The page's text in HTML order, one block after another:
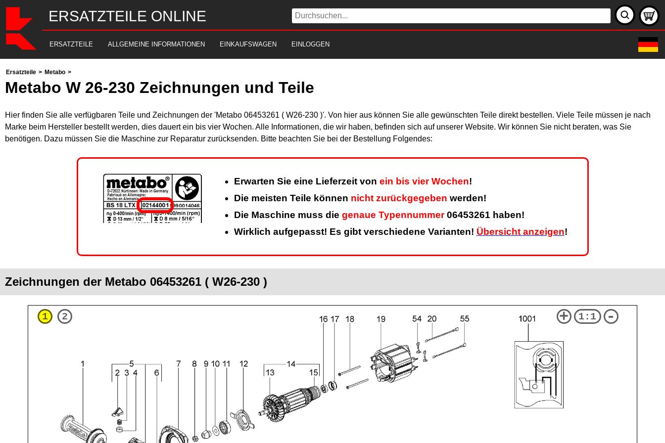
ERSATZTEILE ONLINE
ERSATZTEILE ALLGEMEINE INFORMATIONEN EINKAUFSWAGEN EINLOGGEN
Ersatzteile > Metabo >
Metabo W 26-230 Zeichnungen und Teile
Hier finden Sie alle verfügbaren Teile und Zeichnungen der 'Metabo 06453261 ( W26-230 )'. Von hier aus können Sie alle gewünschten Teile direkt bestellen. Viele Teile müssen je nach
Marke beim Hersteller bestellt werden, dies dauert ein bis vier Wochen. Alle Informationen, die wir haben, befinden sich auf unserer Website. Wir können Sie nicht beraten, was Sie
benötigen. Dazu müssen Sie die Maschine zur Reparatur zurücksenden. Bitte beachten Sie bei der Bestellung Folgendes:
Erwarten Sie eine Lieferzeit von ein bis vier Wochen!
Die meisten Teile können nicht zurückgegeben werden!
Die Maschine muss die genaue Typennummer06453261 haben!
Wirklich aufgepasst! Es gibt verschiedene Varianten! Übersicht anzeigen!
Zeichnungen der Metabo 06453261 ( W26-230 )
1 2 + 1:1 -